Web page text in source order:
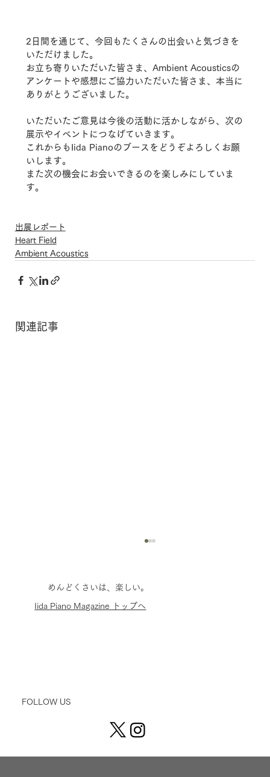
2日間を通じて、今回もたくさんの出会いと気づきを
いただけました。
お立ち寄りいただいた皆さま、Ambient Acousticsの
アンケートや感想にご協力いただいた皆さま、本当に
ありがとうございました。
いただいたご意見は今後の活動に活かしながら、次の
展示やイベントにつなげていきます。
これからもIida Pianoのブースをどうぞよろしくお願
いします。
また次の機会にお会いできるのを楽しみにしていま
す。
出展レポート
Heart Field
Ambient Acoustics
関連記事
広島に圧倒された。
​めんどくさいは、楽しい。
​Iida Piano Magazine トップへ
FOLLOW US